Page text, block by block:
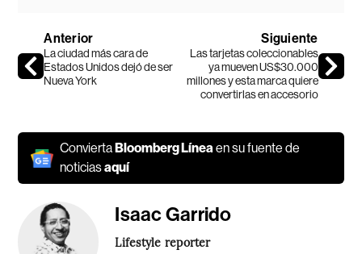
Anterior
La ciudad más cara de
Estados Unidos dejó de ser
Nueva York
Siguiente
Las tarjetas coleccionables
ya mueven US$30.000
millones y esta marca quiere
convertirlas en accesorio
ConviertaBloomberg Líneaen su fuente de
noticiasaquí
Isaac Garrido
Lifestyle reporter